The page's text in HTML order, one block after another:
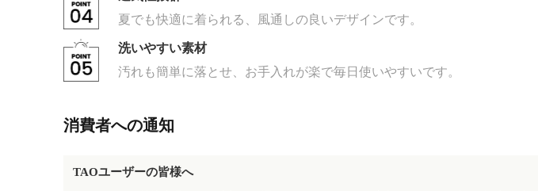
夏でも快適に着られる、風通しの良いデザインです。
洗いやすい素材
汚れも簡単に落とせ、お手入れが楽で毎日使いやすいです。
消費者への通知
TAOユーザーの皆様へ